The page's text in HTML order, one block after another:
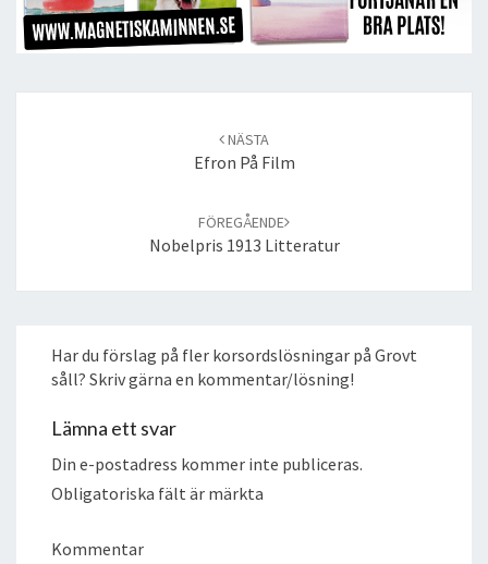
NÄSTA
Efron På Film
FÖREGÅENDE
Nobelpris 1913 Litteratur
Har du förslag på fler korsordslösningar på Grovt
såll? Skriv gärna en kommentar/lösning!
Lämna ett svar
Din e-postadress kommer inte publiceras.
Obligatoriska fält är märkta
Kommentar